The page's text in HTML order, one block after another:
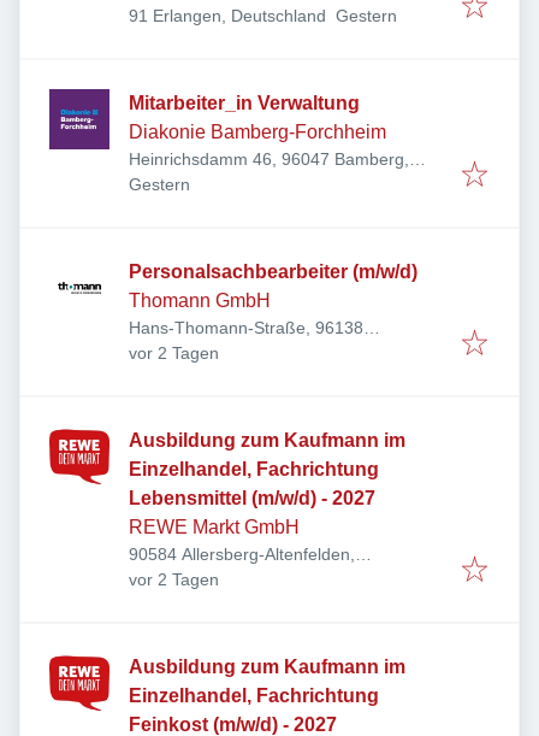
91 Erlangen, Deutschland Veröffentlicht
Gestern
Mitarbeiter_in Verwaltung
Diakonie Bamberg-Forchheim
Heinrichsdamm 46, 96047 Bamberg,
Deutschland
Veröffentlicht
Gestern
Personalsachbearbeiter (m/w/d)
Thomann GmbH
Hans-Thomann-Straße, 96138
Burgebrach, Deutschland
Veröffentlicht
vor 2 Tagen
Ausbildung zum Kaufmann im
Einzelhandel, Fachrichtung
Lebensmittel (m/w/d) - 2027
REWE Markt GmbH
90584 Allersberg-Altenfelden,
Deutschland
Veröffentlicht
vor 2 Tagen
Ausbildung zum Kaufmann im
Einzelhandel, Fachrichtung
Feinkost (m/w/d) - 2027